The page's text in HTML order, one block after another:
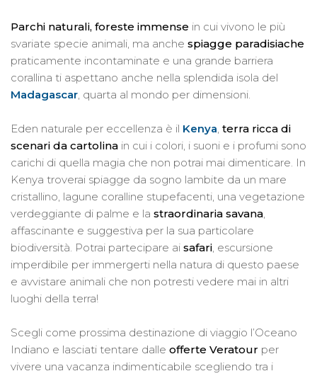
Parchi naturali, foreste immense in cui vivono le più
svariate specie animali, ma anche spiagge paradisiache
praticamente incontaminate e una grande barriera
corallina ti aspettano anche nella splendida isola del
Madagascar , quarta al mondo per dimensioni.
Eden naturale per eccellenza è il Kenya terra ricca di
scenari da cartolina in cui i colori, i suoni e i profumi sono
carichi di quella magia che non potrai mai dimenticare. In
Kenya troverai spiagge da sogno lambite da un mare
cristallino, lagune coralline stupefacenti, una vegetazione
verdeggiante di palme e la straordinaria savana
affascinante e suggestiva per la sua particolare
biodiversità. Potrai partecipare ai safari , escursione
imperdibile per immergerti nella natura di questo paese
e avvistare animali che non potresti vedere mai in altri
luoghi della terra!
Scegli come prossima destinazione di viaggio l’Oceano
Indiano e lasciati tentare dalle offerte Veratour per
vivere una vacanza indimenticabile scegliendo tra i